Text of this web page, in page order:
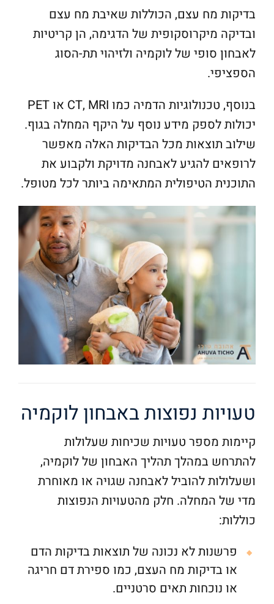
בדיקות מח עצם, הכוללות שאיבת מח עצם
ובדיקה מיקרוסקופית של הדגימה, הן קריטיות
לאבחון סופי של לוקמיה ולזיהוי תת-הסוג
הספציפי.
בנוסף, טכנולוגיות הדמיה כמו CT, MRI או PET
יכולות לספק מידע נוסף על היקף המחלה בגוף.
שילוב תוצאות מכל הבדיקות האלה מאפשר
לרופאים להגיע לאבחנה מדויקת ולקבוע את
התוכנית הטיפולית המתאימה ביותר לכל מטופל.
טעויות נפוצות באבחון לוקמיה
קיימות מספר טעויות שכיחות שעלולות
להתרחש במהלך תהליך האבחון של לוקמיה,
ושעלולות להוביל לאבחנה שגויה או מאוחרת
מדי של המחלה. חלק מהטעויות הנפוצות
כוללות:
פרשנות לא נכונה של תוצאות בדיקות הדם
או בדיקות מח העצם, כמו ספירת דם חריגה
או נוכחות תאים סרטניים.